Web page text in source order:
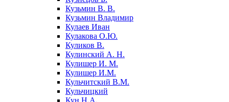
Кузьмин В. В.
Кузьмин Владимир
Кулаев Иван
Кулакова О.Ю.
Куликов В.
Кулинский А. Н.
Кулишер И. М.
Кулишер И.М.
Кульчитский В.М.
Кульчицкий
Кун Н.А.